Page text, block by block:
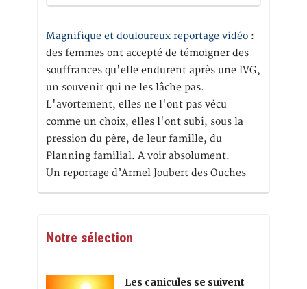
Magnifique et douloureux reportage vidéo :
des femmes ont accepté de témoigner des
souffrances qu'elle endurent après une IVG,
un souvenir qui ne les lâche pas.
L'avortement, elles ne l'ont pas vécu
comme un choix, elles l'ont subi, sous la
pression du père, de leur famille, du
Planning familial. A voir absolument.
Un reportage d’Armel Joubert des Ouches
Notre sélection
Les canicules se suivent